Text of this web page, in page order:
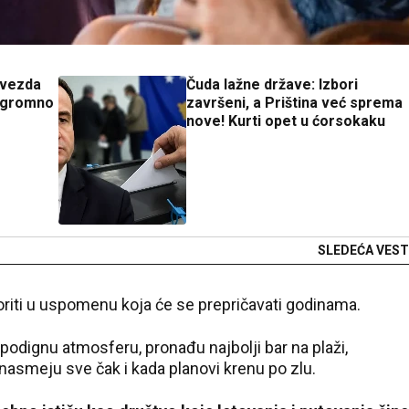
Čuda lažne države: Izbori
završeni, a Priština već sprema
nove! Kurti opet u ćorsokaku
SLEDEĆA VEST
u uspomenu koja će se prepričavati godinama.
atmosferu, pronađu najbolji bar na plaži,
sve čak i kada planovi krenu po zlu.